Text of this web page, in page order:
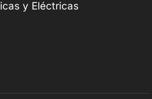
y Eléctricas